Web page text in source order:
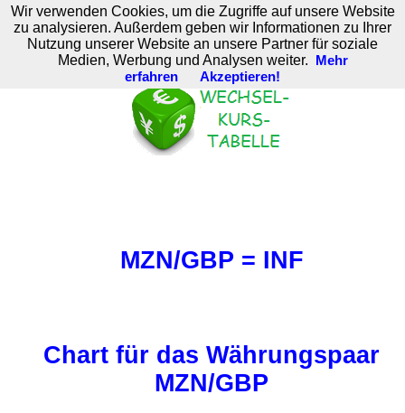
M. Brodski Software
MZN/GBP = INF
Chart für das Währungspaar
MZN/GBP
Wir verwenden Cookies, um die Zugriffe auf unsere Website
zu analysieren. Außerdem geben wir Informationen zu Ihrer
Nutzung unserer Website an unsere Partner für soziale
Medien, Werbung und Analysen weiter.
Mehr
erfahren
Akzeptieren!